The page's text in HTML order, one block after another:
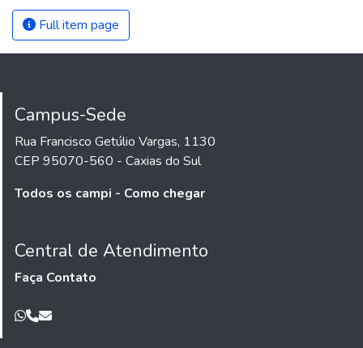
Full item page
Campus-Sede
Rua Francisco Getúlio Vargas, 1130
CEP 95070-560 - Caxias do Sul
Todos os campi - Como chegar
Central de Atendimento
Faça Contato